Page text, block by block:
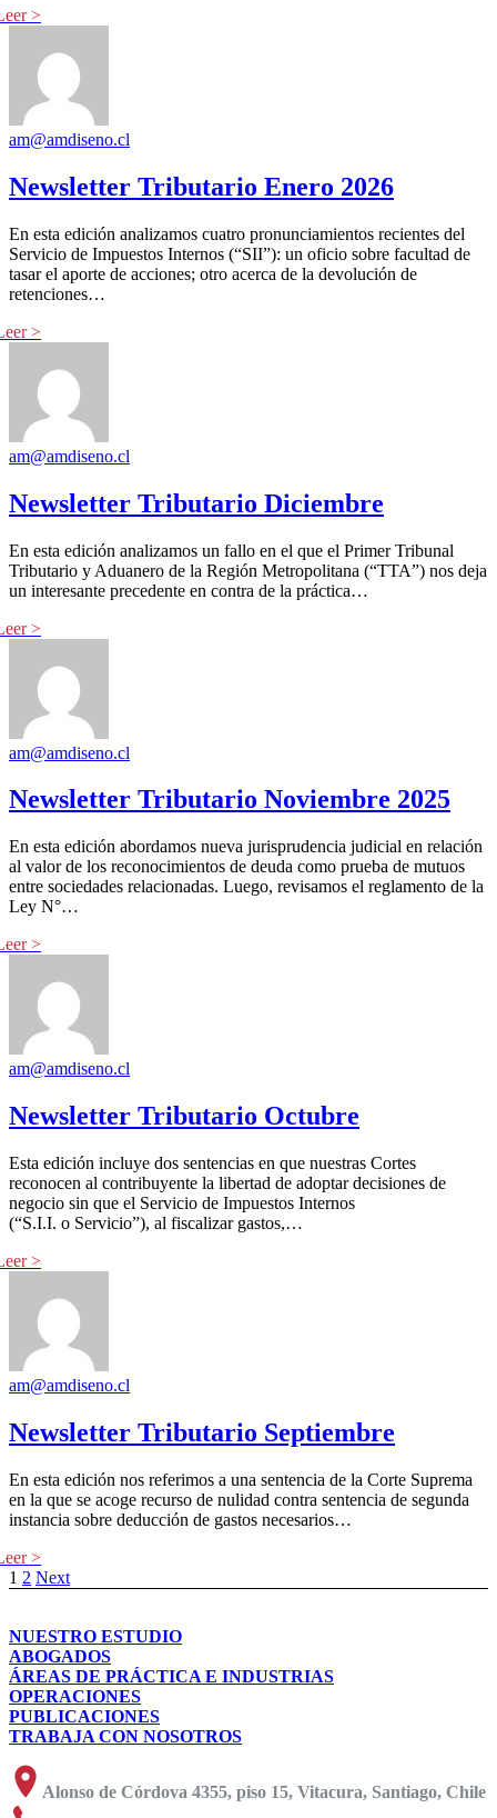
am@amdiseno.cl
Newsletter Tributario Enero 2026
En esta edición analizamos cuatro pronunciamientos recientes del
Servicio de Impuestos Internos (“SII”): un oficio sobre facultad de
tasar el aporte de acciones; otro acerca de la devolución de
retenciones…
am@amdiseno.cl
Newsletter Tributario Diciembre
En esta edición analizamos un fallo en el que el Primer Tribunal
Tributario y Aduanero de la Región Metropolitana (“TTA”) nos deja
un interesante precedente en contra de la práctica…
am@amdiseno.cl
Newsletter Tributario Noviembre 2025
En esta edición abordamos nueva jurisprudencia judicial en relación
al valor de los reconocimientos de deuda como prueba de mutuos
entre sociedades relacionadas. Luego, revisamos el reglamento de la
Ley N°…
am@amdiseno.cl
Newsletter Tributario Octubre
Esta edición incluye dos sentencias en que nuestras Cortes
reconocen al contribuyente la libertad de adoptar decisiones de
negocio sin que el Servicio de Impuestos Internos
(“S.I.I. o Servicio”), al fiscalizar gastos,…
am@amdiseno.cl
Newsletter Tributario Septiembre
En esta edición nos referimos a una sentencia de la Corte Suprema
en la que se acoge recurso de nulidad contra sentencia de segunda
instancia sobre deducción de gastos necesarios…
1 2 Next
NUESTRO ESTUDIO
ABOGADOS
ÁREAS DE PRÁCTICA E INDUSTRIAS
OPERACIONES
PUBLICACIONES
TRABAJA CON NOSOTROS
Alonso de Córdova 4355, piso 15, Vitacura, Santiago, Chile